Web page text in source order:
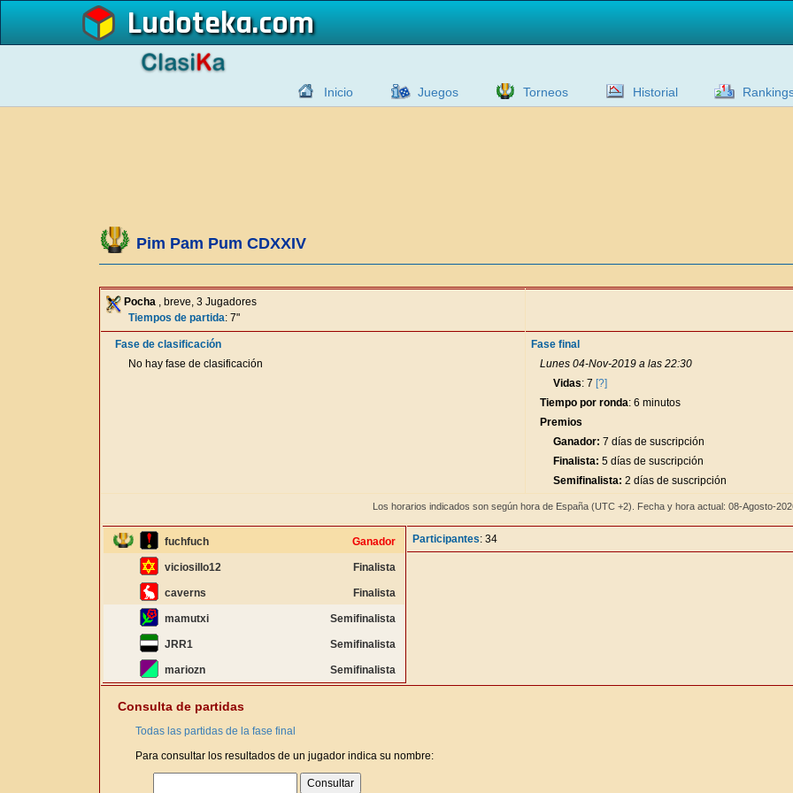
Ludoteka
Inicio Juegos Torneos Historial
Pim Pam Pum CDXXIV
Pocha , breve, 3 Jugadores
Tiempos de partida: 7"
Fase de clasificación
No hay fase de clasificación
Fase final
Lunes 04-Nov-2019 a las 22:30
Vidas: 7 [?]
Tiempo por ronda: 6 minutos
Premios
Ganador: 7 días de suscripción
Finalista: 5 días de suscripción
Semifinalista: 2 días de suscripción
Los horarios indicados son según hora de España (UTC +2). Fecha y hora actual: 08-Agosto-
fuchfuch Ganador
viciosillo12 Finalista
caverns Finalista
mamutxi Semifinalista
JRR1 Semifinalista
mariozn Semifinalista
Participantes: 34
Consulta de partidas
Todas las partidas de la fase final
Para consultar los resultados de un jugador indica su nombre: